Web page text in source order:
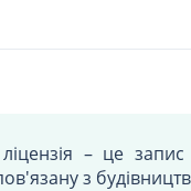
ліцензія – це
з